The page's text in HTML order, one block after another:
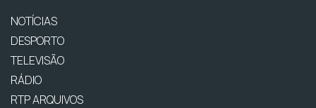
NOTÍCIAS
DESPORTO
TELEVISÃO
RÁDIO
RTP ARQUIVOS